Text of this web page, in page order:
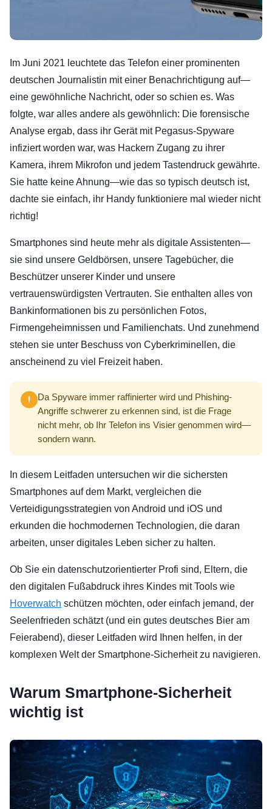
Im Juni 2021 leuchtete das Telefon einer prominenten
deutschen Journalistin mit einer Benachrichtigung auf—
eine gewöhnliche Nachricht, oder so schien es. Was
folgte, war alles andere als gewöhnlich: Die forensische
Analyse ergab, dass ihr Gerät mit Pegasus-Spyware
infiziert worden war, was Hackern Zugang zu ihrer
Kamera, ihrem Mikrofon und jedem Tastendruck gewährte.
Sie hatte keine Ahnung—wie das so typisch deutsch ist,
dachte sie einfach, ihr Handy funktioniere mal wieder nicht
richtig!
Smartphones sind heute mehr als digitale Assistenten—
sie sind unsere Geldbörsen, unsere Tagebücher, die
Beschützer unserer Kinder und unsere
vertrauenswürdigsten Vertrauten. Sie enthalten alles von
Bankinformationen bis zu persönlichen Fotos,
Firmengeheimnissen und Familienchats. Und zunehmend
stehen sie unter Beschuss von Cyberkriminellen, die
anscheinend zu viel Freizeit haben.
Da Spyware immer raffinierter wird und Phishing-
Angriffe schwerer zu erkennen sind, ist die Frage
nicht mehr, ob Ihr Telefon ins Visier genommen wird—
sondern wann.
In diesem Leitfaden untersuchen wir die sichersten
Smartphones auf dem Markt, vergleichen die
Verteidigungsstrategien von Android und iOS und
erkunden die hochmodernen Technologien, die daran
arbeiten, unser digitales Leben sicher zu halten.
Ob Sie ein datenschutzorientierter Profi sind, Eltern, die
den digitalen Fußabdruck ihres Kindes mit Tools wie
Hoverwatch schützen möchten, oder einfach jemand, der
Seelenfrieden schätzt (und ein gutes deutsches Bier am
Feierabend), dieser Leitfaden wird Ihnen helfen, in der
komplexen Welt der Smartphone-Sicherheit zu navigieren.
Warum Smartphone-Sicherheit
wichtig ist